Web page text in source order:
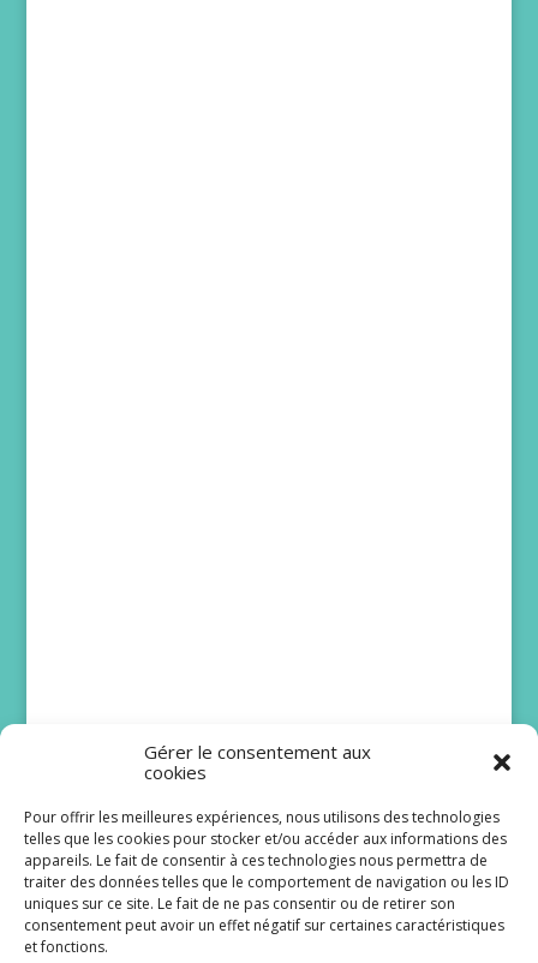
Gérer le consentement aux
cookies
Pour offrir les meilleures expériences, nous utilisons des technologies
telles que les cookies pour stocker et/ou accéder aux informations des
appareils. Le fait de consentir à ces technologies nous permettra de
traiter des données telles que le comportement de navigation ou les ID
uniques sur ce site. Le fait de ne pas consentir ou de retirer son
consentement peut avoir un effet négatif sur certaines caractéristiques
et fonctions.